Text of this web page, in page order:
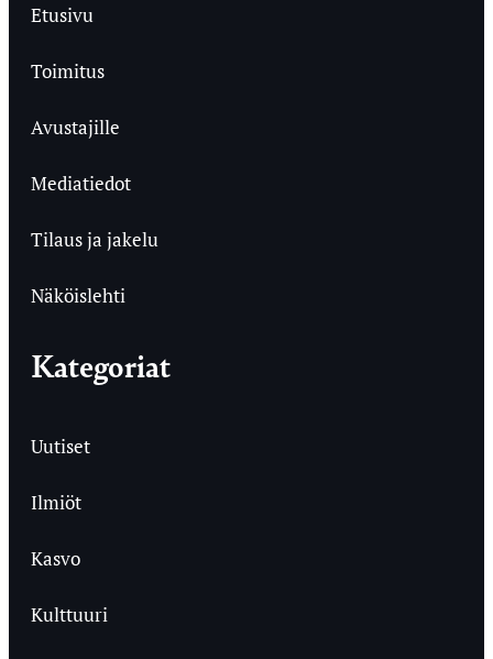
Etusivu
Toimitus
Avustajille
Mediatiedot
Tilaus ja jakelu
Näköislehti
Kategoriat
Uutiset
Ilmiöt
Kasvo
Kulttuuri